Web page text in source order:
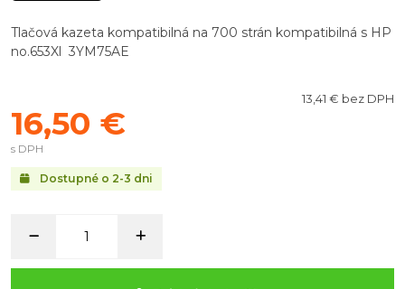
Tlačová kazeta kompatibilná na 700 strán kompatibilná s HP
no.653Xl 3YM75AE
Dostupné o 2-3 dni
13,41 € bez DPH
16,50 €
s DPH